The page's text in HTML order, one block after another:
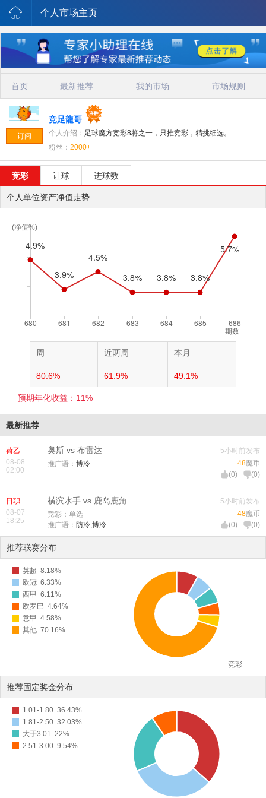
个人市场主页
首页 最新推荐 我的市场 市场规则
订阅
竞足龍哥
个人介绍： 足球魔方竞彩8将之一，只推竞彩，精挑细选。
粉丝： 2000+
竞彩 让球 进球数
个人单位资产净值走势
(净值%)
期数
周 近两周 本月
80.6% 61.9% 49.1%
预期年化收益：11%
最新推荐
荷乙
08-08
02:00
奥斯 vs 布雷达
推广语： 博冷
5小时前发布
48魔币
(0) (0)
日职
08-07
18:25
横滨水手 vs 鹿岛鹿角
竞彩：单选
推广语： 防冷,博冷
5小时前发布
48魔币
(0) (0)
推荐联赛分布
英超 8.18%
欧冠 6.33%
西甲 6.11%
欧罗巴 4.64%
意甲 4.58%
其他 70.16%
竞彩
推荐固定奖金分布
1.01-1.80 36.43%
1.81-2.50 32.03%
大于3.01 22%
2.51-3.00 9.54%